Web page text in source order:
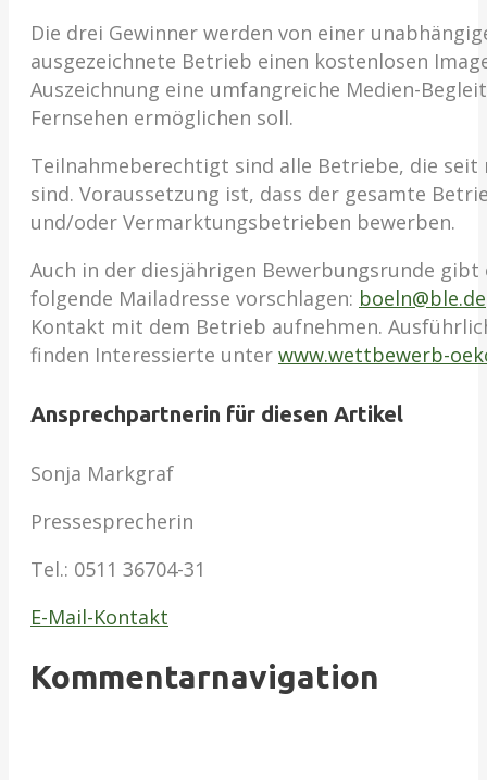
Die drei Gewinner werden von einer
ausgezeichnete Betrieb einen kostenlosen
Auszeichnung eine umfangreiche Medien-
Fernsehen ermöglichen soll.
Teilnahmeberechtigt sind alle Betriebe, die
sind. Voraussetzung ist, dass der gesamte
und/oder Vermarktungsbetrieben bewerben.
Auch in der diesjährigen Bewerbungsrunde
folgende Mailadresse vorschlagen: boeln@ble.de
Kontakt mit dem Betrieb aufnehmen.
finden Interessierte unter www.wettbewerb-
Ansprechpartnerin für diesen Artikel
Sonja Markgraf
Pressesprecherin
Tel.: 0511 36704-31
E-Mail-Kontakt
Kommentarnavigation